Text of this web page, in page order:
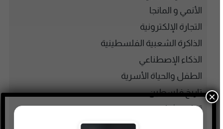
الأنمي و المانجا
التجارة الإلكترونية
الذاكرة الشعبية الفلسطينية
الذكاء الإصطناعي
الطفل والحياة الأسرية
تاريخ فلسطين
تعليم وثقافة
×